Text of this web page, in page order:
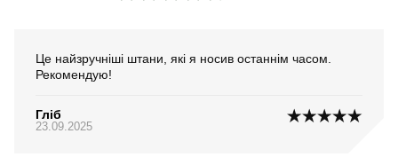
Це найзручніші штани, які я носив останнім часом.
Рекомендую!
Гліб
23.09.2025